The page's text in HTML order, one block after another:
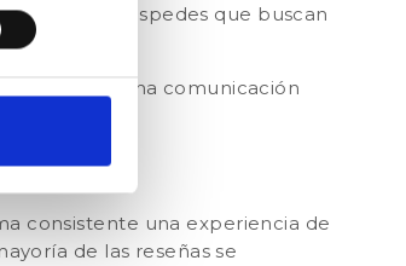
atrae a huéspedes que buscan
humano y una comunicación
consistente una experiencia de
de las reseñas se